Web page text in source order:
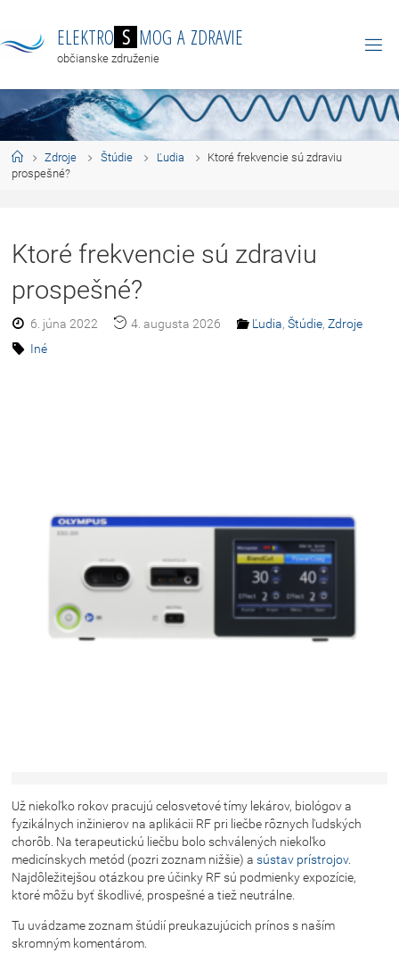
ELEKTRO S MOG A ZDRAVIE
občianske združenie
Zdroje Štúdie Ľudia
Ktoré frekvencie sú zdraviu
prospešné?
Ktoré frekvencie sú zdraviu
prospešné?
6. júna 2022 4. augusta 2026 Ľudia,Štúdie,Zdroje
Iné
Už niekoľko rokov pracujú celosvetové tímy lekárov, biológov a
fyzikálnych inžinierov na aplikácii RF pri liečbe rôznych ľudských
chorôb. Na terapeutickú liečbu bolo schválených niekoľko
medicínskych metód (pozri zoznam nižšie) asústav prístrojov.
Najdôležitejšou otázkou pre účinky RF sú podmienky expozície,
ktoré môžu byť škodlivé, prospešné a tiež neutrálne.
Tu uvádzame zoznam štúdií preukazujúcich prínos s naším
skromným komentárom.